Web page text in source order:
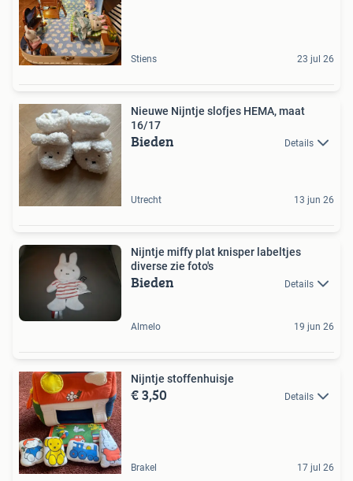
Stiens 23 jul 26
Nieuwe Nijntje slofjes HEMA, maat
16/17
Bieden Details
Utrecht 13 jun 26
Nijntje miffy plat knisper labeltjes
diverse zie foto's
Bieden Details
Almelo 19 jun 26
Nijntje stoffenhuisje
€ 3,50 Details
Brakel 17 jul 26